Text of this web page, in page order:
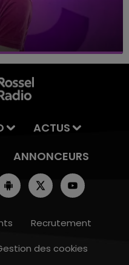
FM
ACTUS
ANNONCEURS
Recrutement
des cookies